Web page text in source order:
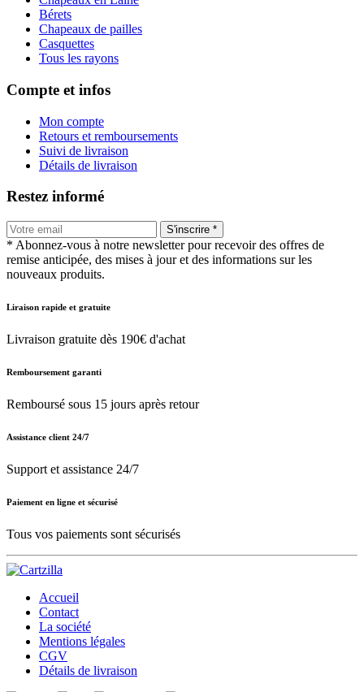
Bérets
Chapeaux de pailles
Casquettes
Tous les rayons
Compte et infos
Mon compte
Retours et remboursements
Suivi de livraison
Détails de livraison
Restez informé
S'inscrire *
* Abonnez-vous à notre newsletter pour recevoir des offres de
remise anticipée, des mises à jour et des informations sur les
nouveaux produits.
Liraison rapide et gratuite
Livraison gratuite dès 190€ d'achat
Remboursement garanti
Remboursé sous 15 jours après retour
Assistance client 24/7
Support et assistance 24/7
Paiement en ligne et sécurisé
Tous vos paiements sont sécurisés
Accueil
Contact
La société
Mentions légales
CGV
Détails de livraison